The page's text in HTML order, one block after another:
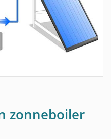
zonneboiler